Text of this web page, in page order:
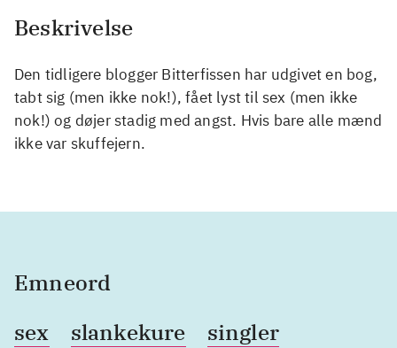
Beskrivelse
Den tidligere blogger Bitterfissen har udgivet en bog,
tabt sig (men ikke nok!), fået lyst til sex (men ikke
nok!) og døjer stadig med angst. Hvis bare alle mænd
ikke var skuffejern.
Emneord
sex
slankekure
singler